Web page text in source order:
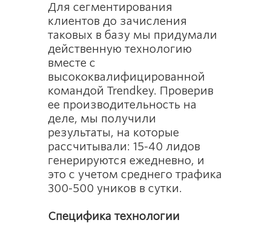
Для сегментирования
клиентов до зачисления
таковых в базу мы придумали
действенную технологию
вместе с
высококвалифицированной
командой Trendkey. Проверив
ее производительность на
деле, мы получили
результаты, на которые
рассчитывали: 15-40 лидов
генерируются ежедневно, и
это с учетом среднего трафика
300-500 уников в сутки.
Специфика технологии